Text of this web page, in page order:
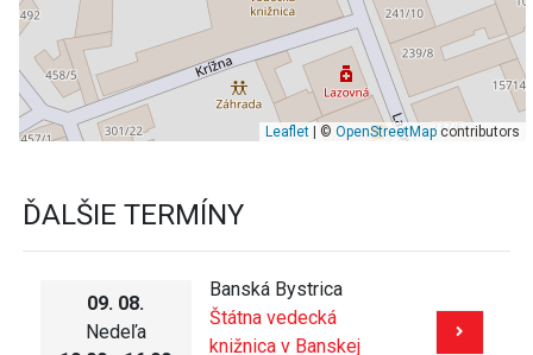
Leaflet| © OpenStreetMapcontributors
ĎALŠIE TERMÍNY
09. 08.
Nedeľa
Banská Bystrica
Štátna vedecká
knižnica v Banskej